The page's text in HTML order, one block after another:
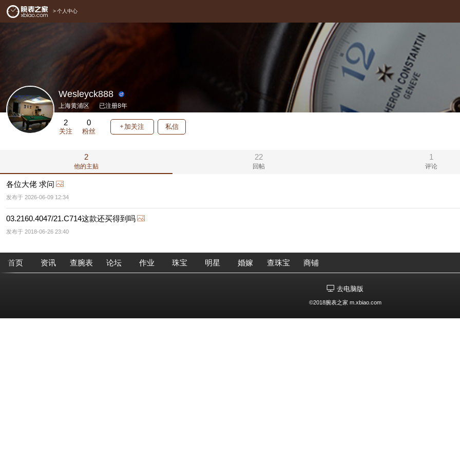
> 个人中心
Wesleyck888
上海黄浦区 已注册8年
2
关注
0
粉丝
加关注 私信
2
他的主贴
22
回帖
1
评论
各位大佬 求问
发布于 2026-06-09 12:34
03.2160.4047/21.C714这款还买得到吗
发布于 2018-06-26 23:40
首页 资讯 查腕表 论坛 作业 珠宝 明星 婚嫁 查珠宝 商铺
去电脑版
©2018腕表之家 m.xbiao.com